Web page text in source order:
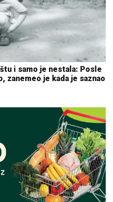
i samo je nestala: Posle
zanemeo je kada je saznao